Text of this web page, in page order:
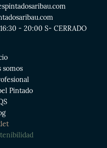
- 20:00 S- CERRADO
somos
Pintado